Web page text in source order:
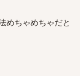
めちゃめちゃだと